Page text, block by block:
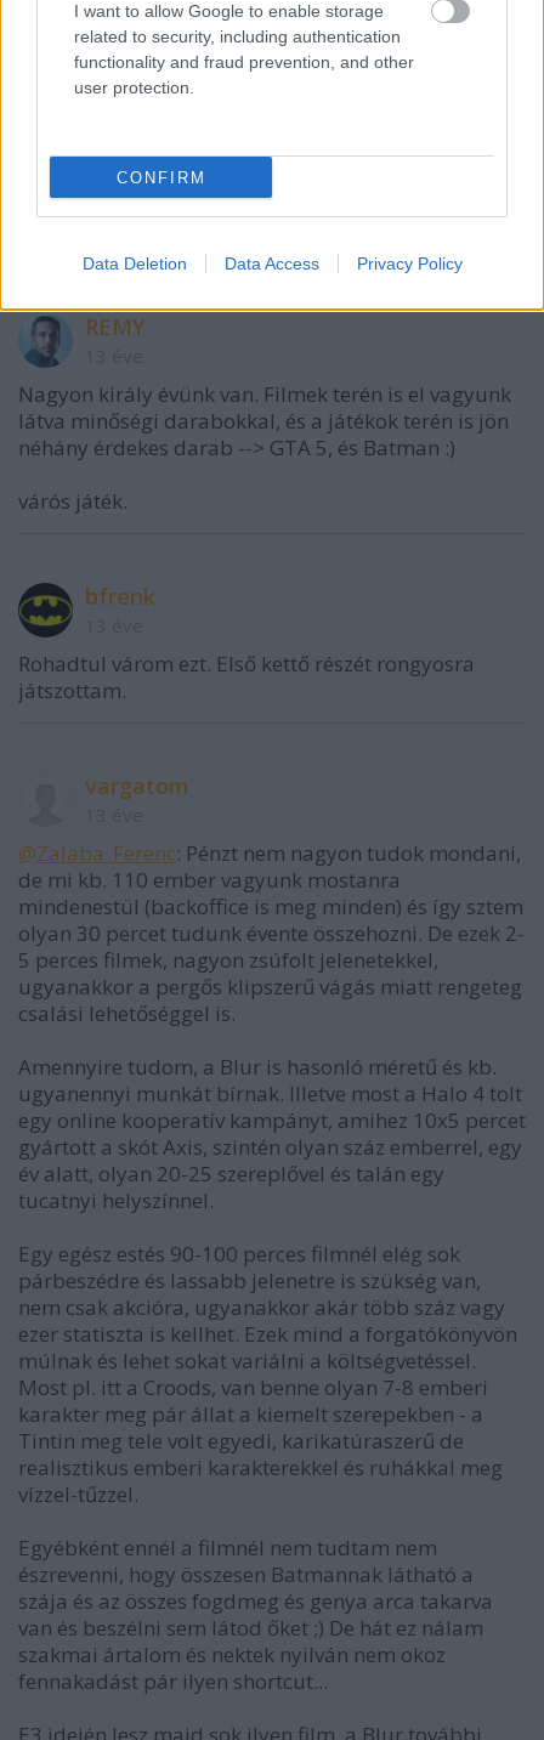
I want to allow Google to enable storage
related to security, including authentication
functionality and fraud prevention, and other
user protection.
CONFIRM
Data Deletion Data Access Privacy Policy
Nem bírom az ilyen a tökig páncélban karatézós,
nagyon macsó kemény arcú Batmant. A CGI-re
viszont nem lehet panasz.
Bublos Zoltán
13 éve
REMY
Nagyon király évünk van. Filmek terén is el vagyunk
látva minőségi darabokkal, és a játékok terén is jön
néhány érdekes darab --> GTA 5, és Batman :)
várós játék.
bfrenk
Rohadtul várom ezt. Első kettő részét rongyosra
játszottam.
vargatom
@Zalaba_Ferenc: Pénzt nem nagyon tudok mondani,
de mi kb. 110 ember vagyunk mostanra
mindenestül (backoffice is meg minden) és így sztem
olyan 30 percet tudunk évente összehozni. De ezek 2-
5 perces filmek, nagyon zsúfolt jelenetekkel,
ugyanakkor a pergős klipszerű vágás miatt rengeteg
csalási lehetőséggel is.
Amennyire tudom, a Blur is hasonló méretű és kb.
ugyanennyi munkát bírnak. Illetve most a Halo 4 tolt
egy online kooperatív kampányt, amihez 10x5 percet
gyártott a skót Axis, szintén olyan száz emberrel, egy
év alatt, olyan 20-25 szereplővel és talán egy
tucatnyi helyszínnel.
Egy egész estés 90-100 perces filmnél elég sok
párbeszédre és lassabb jelenetre is szükség van,
nem csak akcióra, ugyanakkor akár több száz vagy
ezer statiszta is kellhet. Ezek mind a forgatókönyvön
múlnak és lehet sokat variálni a költségvetéssel.
Most pl. itt a Croods, van benne olyan 7-8 emberi
karakter meg pár állat a kiemelt szerepekben - a
Tintin meg tele volt egyedi, karikatúraszerű de
realisztikus emberi karakterekkel és ruhákkal meg
vízzel-tűzzel.
Egyébként ennél a filmnél nem tudtam nem
észrevenni, hogy összesen Batmannak látható a
szája és az összes fogdmeg és genya arca takarva
van és beszélni sem látod őket ;) De hát ez nálam
szakmai ártalom és nektek nyilván nem okoz
fennakadást pár ilyen shortcut...